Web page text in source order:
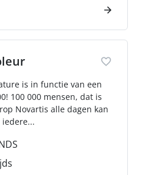
is in functie van een
100 000 mensen, dat is
Novartis alle dagen kan